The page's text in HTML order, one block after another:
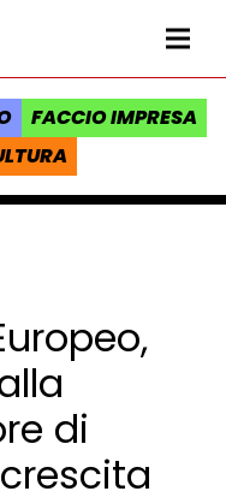
Regione Toscana
FACCIO IMPRESA
di